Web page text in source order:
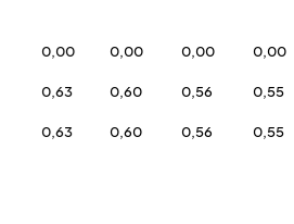
0,00 0,00 0,00 0,00
0,63 0,60 0,56 0,55
0,63 0,60 0,56 0,55